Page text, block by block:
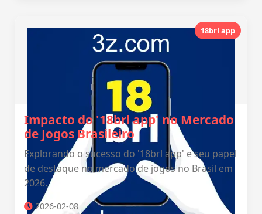
18brl app
Impacto do '18brl app' no Mercado
de Jogos Brasileiro
Explorando o sucesso do '18brl app' e seu papel
de destaque no mercado de jogos no Brasil em
2026.
2026-02-08